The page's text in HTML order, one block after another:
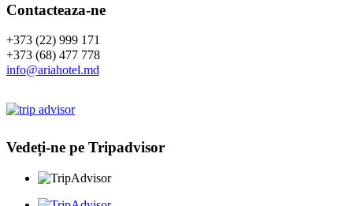
Contacteaza-ne
+373 (22) 999 171
+373 (68) 477 778
info@ariahotel.md
Vedeți-ne pe Tripadvisor